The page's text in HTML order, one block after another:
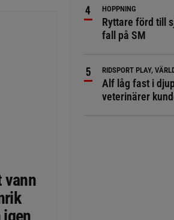
vann
HOPPNING
Ryttare förd till
fall på SM
RIDSPORT PLAY,
Alf låg fast i
veterinärer